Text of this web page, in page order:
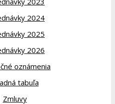
2024
2025
2026
oznámenia
tabuľa
Zmluvy